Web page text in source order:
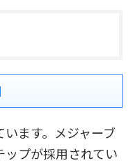
ます。メジャーブ
プが採用されてい